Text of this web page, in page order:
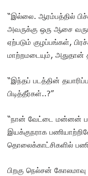
“இல்லை. ஆரம்பத்தில்
அவருக்கு ஒரு ஆசை
ஏற்படும் குழப்பங்கள்,
மாற்றமடையும், அதுதான்
“இந்தப் படத்தின்
பிடித்தீர்கள்..?”
“நான் வேட்டை மன்னன்
இயக்குநராக
தொலைக்காட்சிகளில்
பிறகு நெல்சன்